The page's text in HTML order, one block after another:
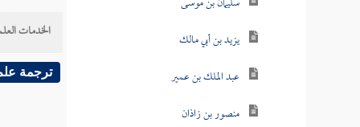
يزيد بن أبي مالك
عبد الملك بن عمير
منصور بن زاذان
الخدمات
ترجمة